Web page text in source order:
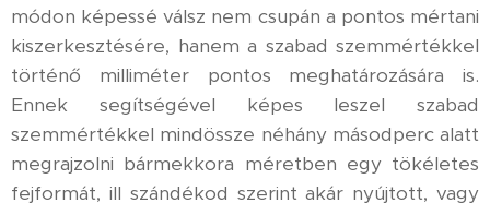
módon képessé válsz nem csupán a pontos mértani
kiszerkesztésére, hanem a szabad szemmértékkel
történő milliméter pontos meghatározására is.
Ennek segítségével képes leszel szabad
szemmértékkel mindössze néhány másodperc alatt
megrajzolni bármekkora méretben egy tökéletes
fejformát, ill szándékod szerint akár nyújtott, vagy